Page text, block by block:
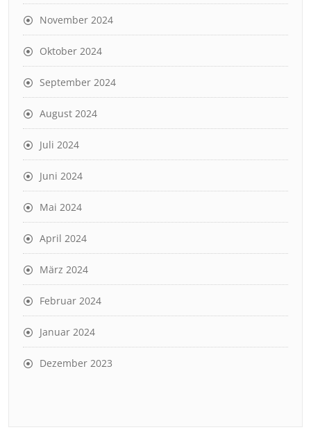
November 2024
Oktober 2024
September 2024
August 2024
Juli 2024
Juni 2024
Mai 2024
April 2024
März 2024
Februar 2024
Januar 2024
Dezember 2023